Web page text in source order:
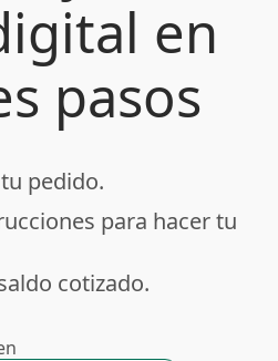
en
pasos
pedido.
para hacer tu
cotizado.